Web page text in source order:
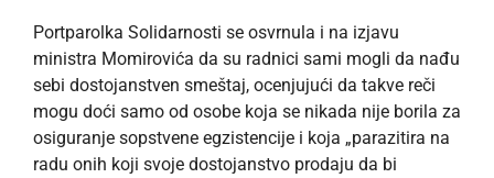
Portparolka Solidarnosti se osvrnula i na izjavu
ministra Momirovića da su radnici sami mogli da nađu
sebi dostojanstven smeštaj, ocenjujući da takve reči
mogu doći samo od osobe koja se nikada nije borila za
osiguranje sopstvene egzistencije i koja „parazitira na
radu onih koji svoje dostojanstvo prodaju da bi